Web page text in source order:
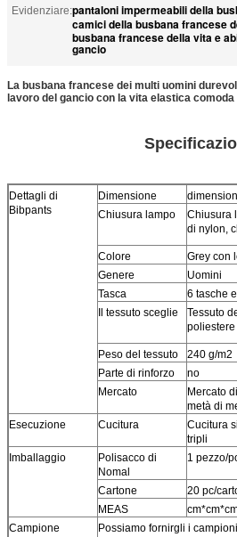
Evidenziare:pantaloni impermeabili della
camici della busbana francese
busbana francese della vita e
gancio
La busbana francese dei multi uomini
lavoro del gancio con la vita elastica comoda
Dettagli di
Bibpants
Dimensione
Chiusura lampo
Chiusura
di nylon,
Colore
Grey con
Genere
Uomini
Tasca
6 tasche
Il tessuto sceglie
Tessuto
Peso del tessuto
240 g/m2
Parte di rinforzo
no
Mercato
Mercato
metà di
Esecuzione
Cucitura
Cucitura
tripli
Imballaggio
Polisacco di
Nomal
1 pezzo/
Cartone
20 pc/
MEAS
Campione
Possiamo fornirgli i